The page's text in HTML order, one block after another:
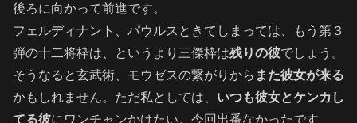
後ろに向かって前進です。
フェルディナント、パウルスときてしまっては、もう第３
弾の十二将枠は、というより三傑枠は残りの彼でしょう。
そうなると玄武術、モウゼスの繋がりから また彼女が来る
かもしれません。ただ私としては、 いつも彼女とケンカし
てる彼にワンチャンかけたい。今回出番なかったです